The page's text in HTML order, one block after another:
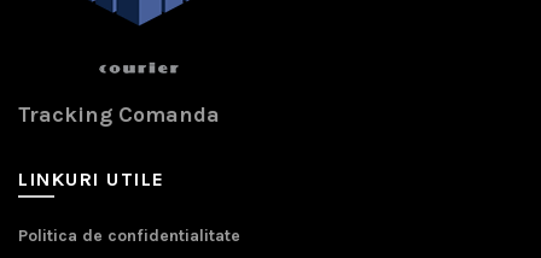
Tracking Comanda
LINKURI UTILE
Politica de confidentialitate